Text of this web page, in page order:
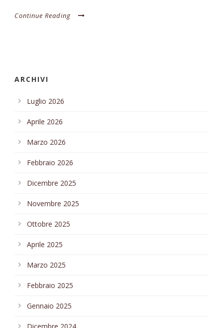
Continue Reading
ARCHIVI
Luglio 2026
Aprile 2026
Marzo 2026
Febbraio 2026
Dicembre 2025
Novembre 2025
Ottobre 2025
Aprile 2025
Marzo 2025
Febbraio 2025
Gennaio 2025